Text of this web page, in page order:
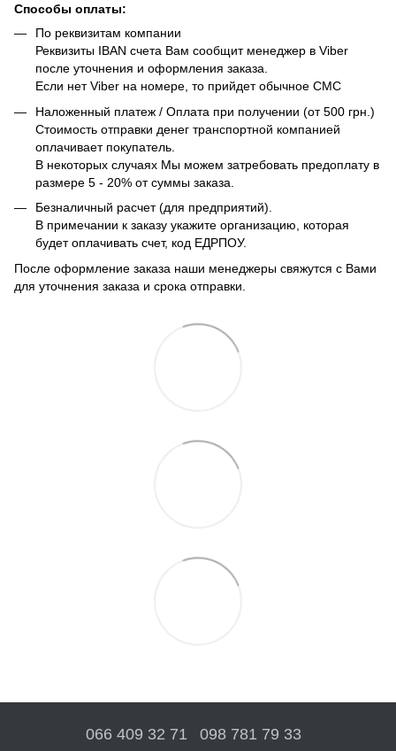
Способы оплаты:
По реквизитам компании
Реквизиты IBAN счета Вам сообщит менеджер в Viber
после уточнения и оформления заказа.
Если нет Viber на номере, то прийдет обычное СМС
Наложенный платеж / Оплата при получении (от 500 грн.)
Стоимость отправки денег транспортной компанией
оплачивает покупатель.
В некоторых случаях Мы можем затребовать предоплату в
размере 5 - 20% от суммы заказа.
Безналичный расчет (для предприятий).
В примечании к заказу укажите организацию, которая
будет оплачивать счет, код ЕДРПОУ.
После оформление заказа наши менеджеры свяжутся с Вами
для уточнения заказа и срока отправки.
066 409 32 71 098 781 79 33